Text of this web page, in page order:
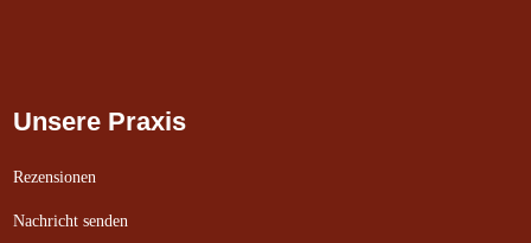
Unsere Praxis
Rezensionen
Nachricht senden